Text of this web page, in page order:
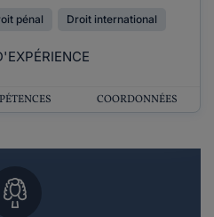
pénal Droit international
COORDONNÉES